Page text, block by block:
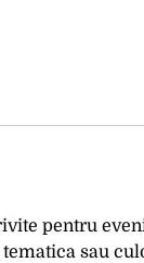
pentru
sau